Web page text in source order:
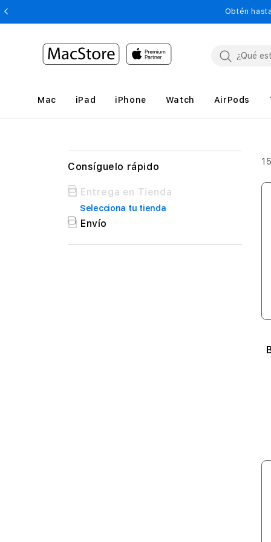
Obtén
Mac iPad iPhone Watch AirPods
Consíguelo rápido
Consíguelo
rápido
Entrega en Tienda
Selecciona tu tienda
Envío